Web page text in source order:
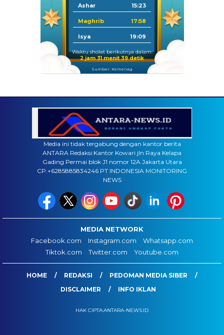
Ashar 15:23
Maghrib 17:58
Isya 19:09
Waktu sholat berikutnya dalam:
2 jam 31 menit 38 detik
Sumber: Kemenag
Media ini tidak tergabung dengan kantor berita
ANTARA Redaksi:Kantor Kowari jln Raya Kelapa
Gading Permai blok J1 nomor 12A Jakarta Utara
CP.+6285885834246 PT INDONESIA MONITORING
NEWS
MEDIA NETWORK
Facebook.com
Instagram.com
Whatsapp.com
Tiktok.com
Twitter.com Youtube.com
HOME REDAKSI
PEDOMAN MEDIA SIBER
DISCLAIMER
INFO IKLAN
HAK CIPTA:ANTARA-NEWS.ID